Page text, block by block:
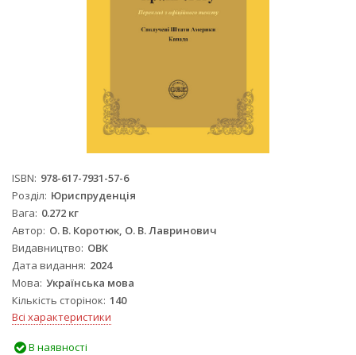
ISBN 978-617-7931-57-6
Розділ Юриспруденція
Вага 0.272 кг
Автор О. В. Коротюк, О. В. Лавринович
Видавництво ОВК
Дата видання 2024
Мова Українська мова
Кількість сторінок 140
Всі характеристики
В наявності